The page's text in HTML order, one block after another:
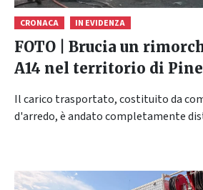
CRONACA IN EVIDENZA
FOTO | Brucia un
A14 nel territorio di
Il carico trasportato, costituito da
d'arredo, è andato completamente